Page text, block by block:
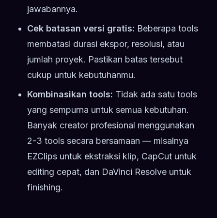
jawabannya.
Cek batasan versi gratis: Beberapa tools
membatasi durasi ekspor, resolusi, atau
jumlah proyek. Pastikan batas tersebut
cukup untuk kebutuhanmu.
Kombinasikan tools: Tidak ada satu tools
yang sempurna untuk semua kebutuhan.
Banyak creator profesional menggunakan
2-3 tools secara bersamaan — misalnya
EZClips untuk ekstraksi klip, CapCut untuk
editing cepat, dan DaVinci Resolve untuk
finishing.